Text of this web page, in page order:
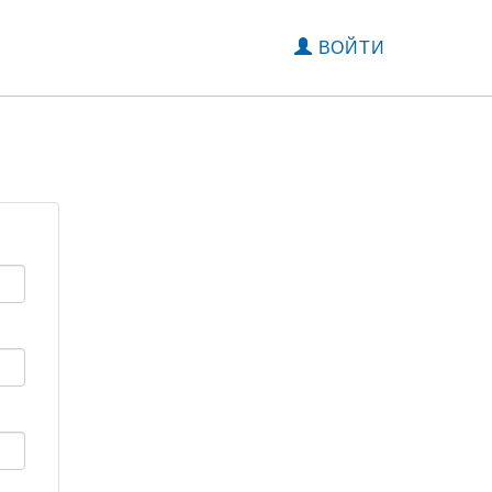
ВОЙТИ